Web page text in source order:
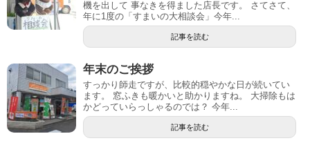
機を出して 事なきを得ました店長です。 さてさて、
年に1度の「すまいの大相談会」今年...
記事を読む
年末のご挨拶
すっかり師走ですが、比較的穏やかな日が続いてい
ます。 窓ふきも暖かいと助かりますね。 大掃除もは
かどっていらっしゃるのでは？ 今年...
記事を読む